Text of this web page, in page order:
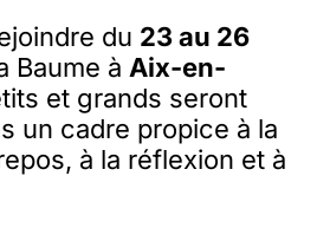
du 23 au 26
Baume à Aix-en-
et grands seront
un cadre propice à la
à la réflexion et à